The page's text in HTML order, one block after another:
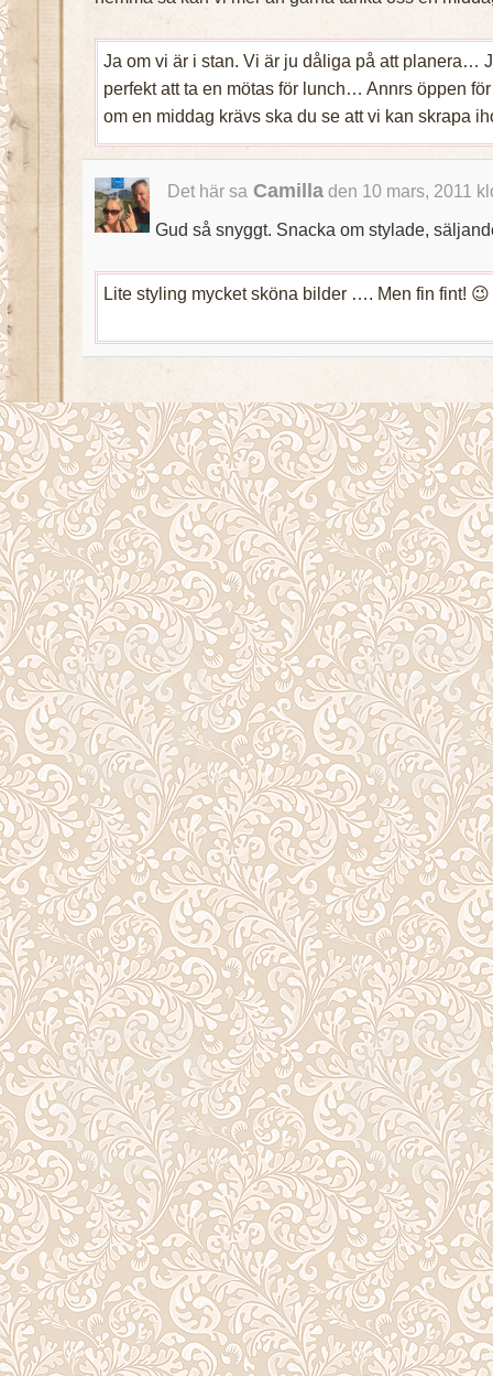
Ja om vi är i stan. Vi är ju dåliga på att planera…
perfekt att ta en mötas för lunch… Annrs öppen
om en middag krävs ska du se att vi kan skrapa
Det här sa Camilladen 10 mars, 2011
Gud så snyggt. Snacka om stylade,
Lite styling mycket sköna bilder …. Men fin fint! 😉